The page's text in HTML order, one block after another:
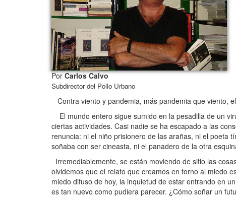
PorCarlos Calvo
Subdirector del Pollo Urbano
Contra viento y pandemia, más pandemia que viento,
El mundo entero sigue sumido en la pesadilla de un
ciertas actividades. Casi nadie se ha escapado a las
renuncia: ni el niño prisionero de las arañas, ni el poeta
soñaba con ser cineasta, ni el panadero de la otra
Irremediablemente, se están moviendo de sitio las
olvidemos que el relato que creamos en torno al miedo
miedo difuso de hoy, la inquietud de estar entrando en
es tan nuevo como pudiera parecer. ¿Cómo soñar un